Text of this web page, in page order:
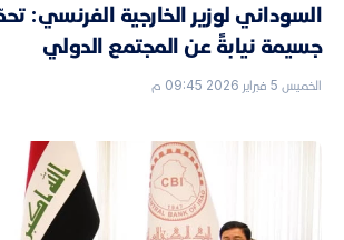
السوداني لوزير الخارجية الفرنسي:
جسيمة نيابةً عن المجتمع الدولي
الخميس 5 فبراير 2026 09:45 م